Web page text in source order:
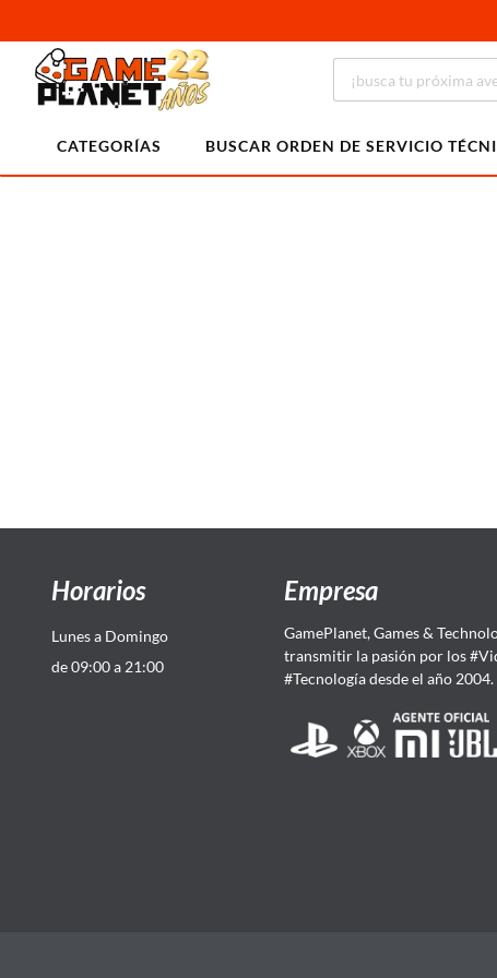
CATEGORÍAS BUSCAR ORDEN DE SERVICIO
Horarios
Lunes a Domingo
de 09:00 a 21:00
Empresa
GamePlanet, Games &
transmitir la pasión por los
#Tecnología desde el año 2004.